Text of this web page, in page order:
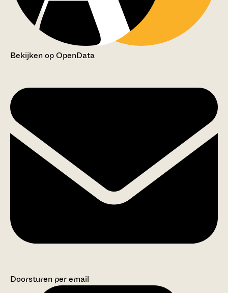
Bekijken op OpenData
Doorsturen per email